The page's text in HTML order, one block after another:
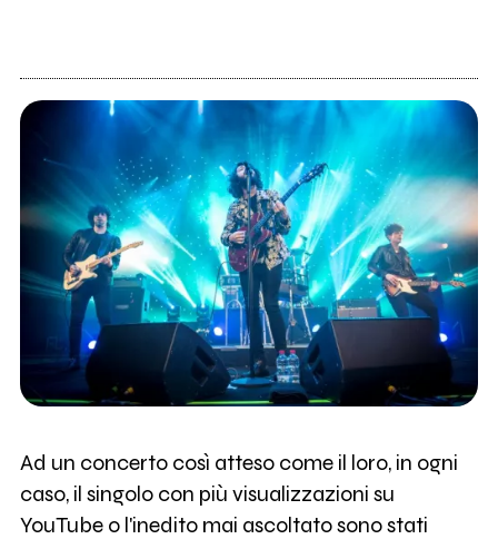
Ad un concerto così atteso come il loro, in ogni
caso, il singolo con più visualizzazioni su
YouTube o l'inedito mai ascoltato sono stati